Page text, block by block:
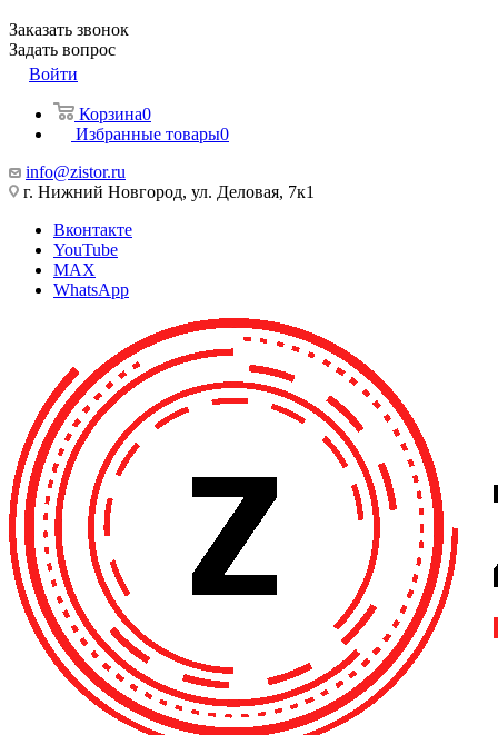
Заказать звонок
Задать вопрос
Войти
Корзина0
Избранные товары0
info@zistor.ru
г. Нижний Новгород, ул. Деловая, 7к1
Вконтакте
YouTube
MAX
WhatsApp